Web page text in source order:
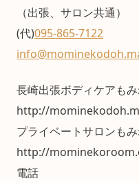
（出張、サロン共通）
(代)095-865-7122
長崎出張ボディケアも
http://
プライベートサロンも
http://
電話